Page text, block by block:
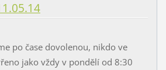
po čase dovolenou, nikdo ve
jako vždy v pondělí od 8:30